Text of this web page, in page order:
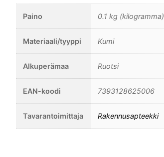
Paino 0.1 kg (kilogramma)
Materiaali/tyyppi Kumi
Alkuperämaa Ruotsi
EAN-koodi 7393128625006
Tavarantoimittaja Rakennusapteekki